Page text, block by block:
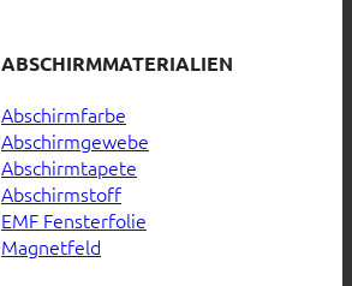
ABSCHIRMMATERIALIEN
Abschirmfarbe
Abschirmgewebe
Abschirmtapete
Abschirmstoff
EMF Fensterfolie
Magnetfeld